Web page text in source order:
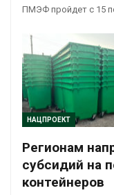
ПМЭФ пройдет с 15
НАЦПРОЕКТ
Регионам
субсидий на
контейнеров